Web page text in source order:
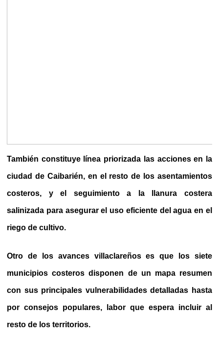
También constituye línea priorizada las acciones en la
ciudad de Caibarién, en el resto de los asentamientos
costeros, y el seguimiento a la llanura costera
salinizada para asegurar el uso eficiente del agua en el
riego de cultivo.
Otro de los avances villaclareños es que los siete
municipios costeros disponen de un mapa resumen
con sus principales vulnerabilidades detalladas hasta
por consejos populares, labor que espera incluir al
resto de los territorios.